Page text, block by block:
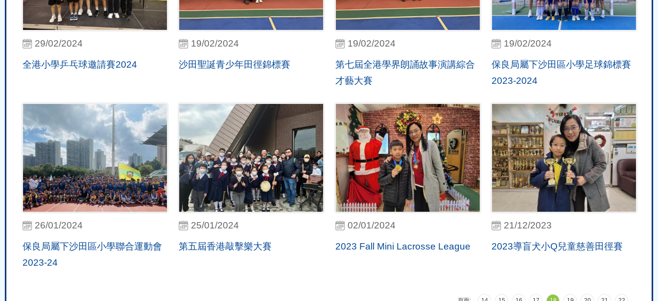
29/02/2024
全港小學乒乓球邀請賽2024
19/02/2024
沙田聖誕青少年田徑錦標賽
19/02/2024
第七屆全港學界朗誦故事演講綜合
才藝大賽
19/02/2024
保良局屬下沙田區小學足球錦標賽
2023-2024
26/01/2024
保良局屬下沙田區小學聯合運動會
2023-24
25/01/2024
第五屆香港敲擊樂大賽
02/01/2024
2023 Fall Mini Lacrosse League
21/12/2023
2023導盲犬小Q兒童慈善田徑賽